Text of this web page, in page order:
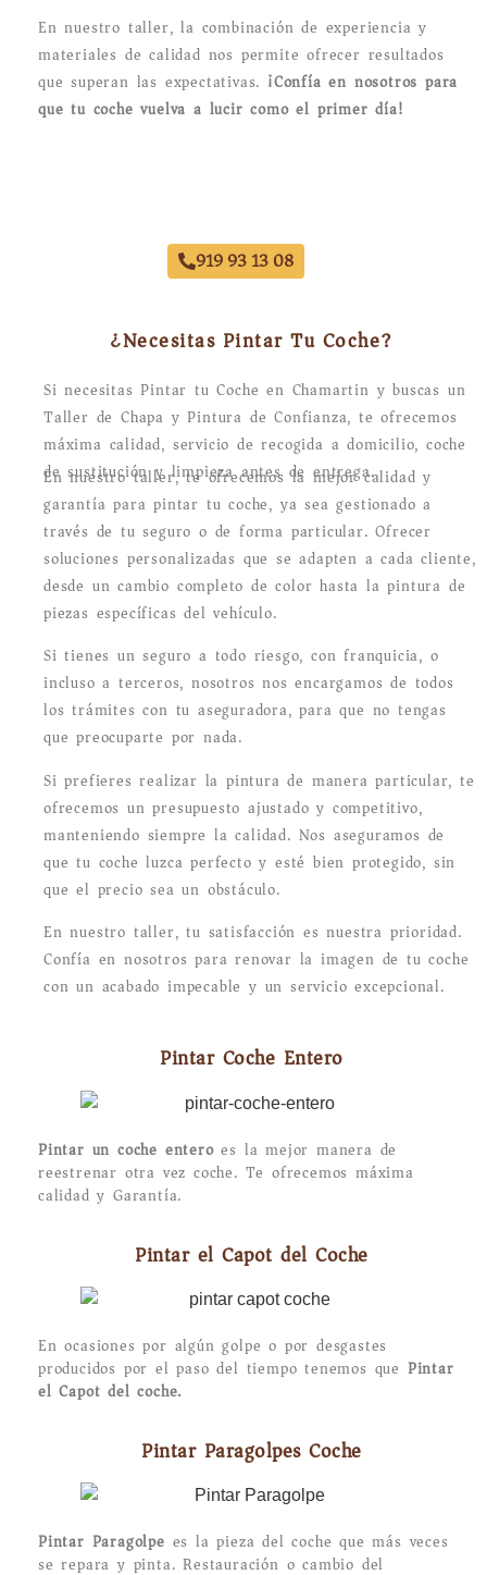
En nuestro taller, la combinación de experiencia y
materiales de calidad nos permite ofrecer resultados
que superan las expectativas. ¡Confía en nosotros para
que tu coche vuelva a lucir como el primer día!
919 93 13 08
¿Necesitas Pintar Tu Coche?
Si necesitas Pintar tu Coche en Chamartin y buscas un
Taller de Chapa y Pintura de Confianza, te ofrecemos
máxima calidad, servicio de recogida a domicilio, coche
de sustitución y limpieza antes de entrega.
En nuestro taller, te ofrecemos la mejor calidad y
garantía para pintar tu coche, ya sea gestionado a
través de tu seguro o de forma particular. Ofrecer
soluciones personalizadas que se adapten a cada cliente,
desde un cambio completo de color hasta la pintura de
piezas específicas del vehículo.
Si tienes un seguro a todo riesgo, con franquicia, o
incluso a terceros, nosotros nos encargamos de todos
los trámites con tu aseguradora, para que no tengas
que preocuparte por nada.
Si prefieres realizar la pintura de manera particular, te
ofrecemos un presupuesto ajustado y competitivo,
manteniendo siempre la calidad. Nos aseguramos de
que tu coche luzca perfecto y esté bien protegido, sin
que el precio sea un obstáculo.
En nuestro taller, tu satisfacción es nuestra prioridad.
Confía en nosotros para renovar la imagen de tu coche
con un acabado impecable y un servicio excepcional.
Pintar Coche Entero
Pintar un coche enteroes la mejor manera de
reestrenar otra vez coche. Te ofrecemos máxima
calidad y Garantía.
Pintar el Capot del Coche
En ocasiones por algún golpe o por desgastes
producidos por el paso del tiempo tenemos que Pintar
el Capot del coche.
Pintar Paragolpes Coche
Pintar Paragolpe es la pieza del coche que más veces
se repara y pinta. Restauración o cambio del